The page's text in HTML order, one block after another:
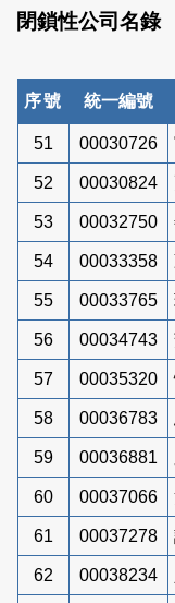
閉鎖性公司名錄
序號 統一編號
51 00030726
52 00030824
53 00032750
54 00033358
55 00033765
56 00034743
57 00035320
58 00036783
59 00036881
60 00037066
61 00037278
62 00038234